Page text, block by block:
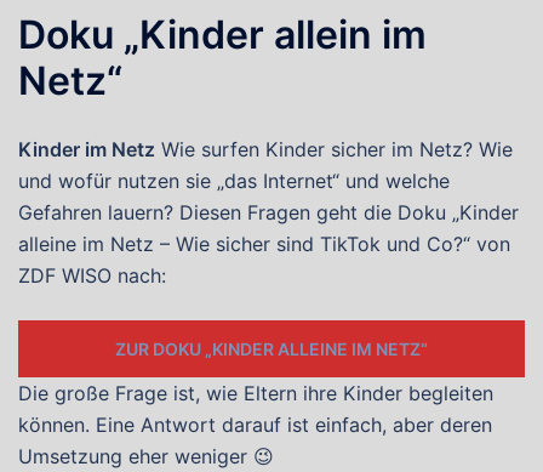
Doku „Kinder allein im
Netz“
Kinder im Netz Wie surfen Kinder sicher im Netz? Wie
und wofür nutzen sie „das Internet“ und welche
Gefahren lauern? Diesen Fragen geht die Doku „Kinder
alleine im Netz – Wie sicher sind TikTok und Co?“ von
ZDF WISO nach:
ZUR DOKU „KINDER ALLEINE IM NETZ“
Die große Frage ist, wie Eltern ihre Kinder begleiten
können. Eine Antwort darauf ist einfach, aber deren
Umsetzung eher weniger 😉